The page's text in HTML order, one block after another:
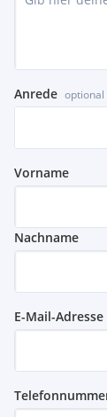
Anrede optional
Vorname
Nachname
E-Mail-Adresse